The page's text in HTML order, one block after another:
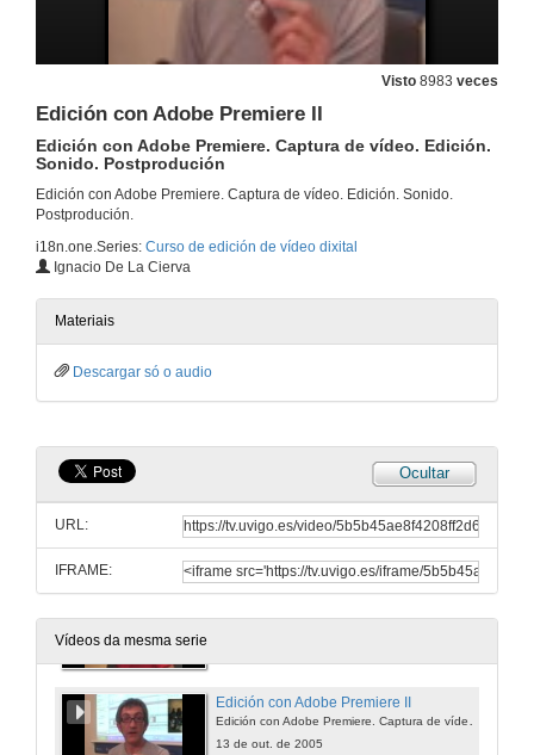
Visto 8983 veces
Edición con Adobe Premiere II
Edición con Adobe Premiere. Captura de vídeo. Edición.
Sonido. Postprodución
Edición con Adobe Premiere. Captura de vídeo. Edición. Sonido.
Postprodución.
i18n.one.Series: Curso de edición de vídeo dixital
Ignacio De La Cierva
Materiais
Descargar só o audio
Ocultar
URL:
IFRAME:
Vídeos da mesma serie
Desenvolver os conceptos do curso anterior orientados ó vídeo dixital. Descripción dun sinal de vídeo
Formatos de vídeo dixital
Formatos de vídeo dixital. Entorno de traballo. Audio dixital. Edición con Adobe Premiere
6 de out. de 2005
Edición con Adobe Premiere I
Edición con Adobe Premiere II
13 de out. de 2005